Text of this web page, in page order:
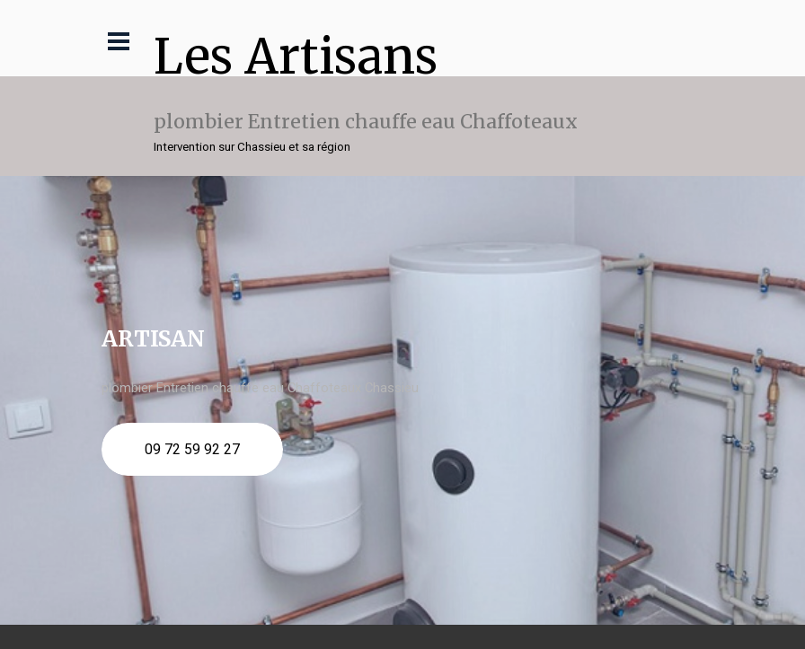
Les Artisans
plombier Entretien chauffe eau Chaffoteaux
Intervention sur Chassieu et sa région
ARTISAN
plombier Entretien chauffe eau Chaffoteaux Chassieu
09 72 59 92 27